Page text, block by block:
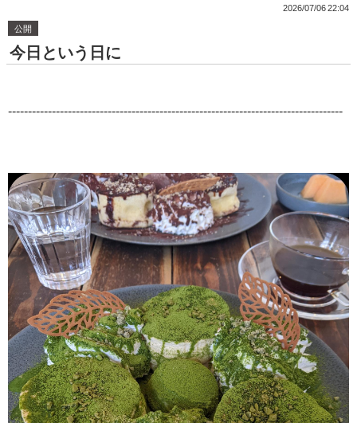
2026/07/06 22:04
公開
今日という日に
------------------------------------------------------------------------------------